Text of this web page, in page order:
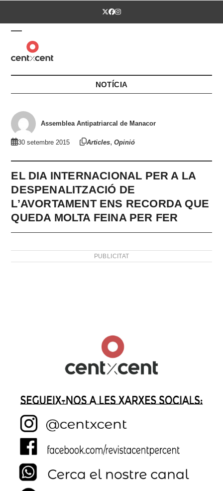
Twitter
Facebook
Instagram
Open
mobile
menu
Close
mobile
menu
NOTÍCIA
Assemblea Antipatriarcal de Manacor
30 setembre 2015 Articles,Opinió
EL DIA INTERNACIONAL PER A LA
DESPENALITZACIÓ DE
L’AVORTAMENT ENS RECORDA QUE
QUEDA MOLTA FEINA PER FER
PUBLICITAT